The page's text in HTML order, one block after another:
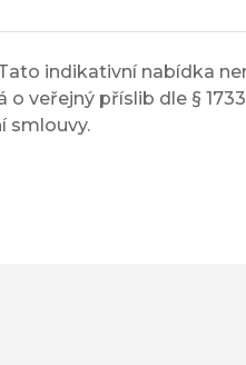
indikativní nabídka
o veřejný příslib dle §
smlouvy.